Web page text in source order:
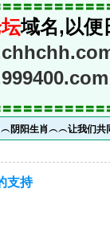
〓〓〓〓〓〓〓〓〓
域名,以便
〓〓〓〓〓〓〓〓〓
阴阳生肖︵︵让我们
支持